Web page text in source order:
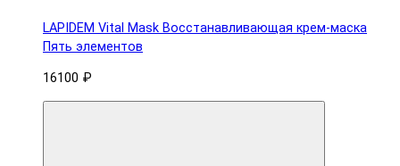
LAPIDEM Vital Mask Восстанавливающая крем-маска
Пять элементов
16100 ₽